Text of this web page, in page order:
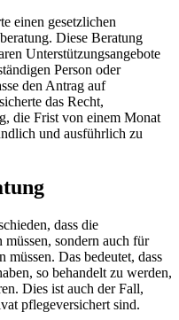
einen gesetzlichen
Diese Beratung
Unterstützungsangebote
Person oder
den Antrag auf
das Recht,
die Frist von einem Monat
und ausführlich zu
dass die
sondern auch für
Das bedeutet, dass
so behandelt zu werden,
Dies ist auch der Fall,
pflegeversichert sind.